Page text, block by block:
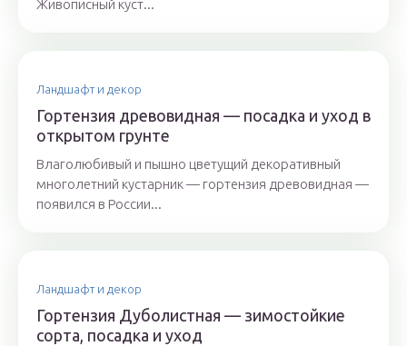
Живописный куст...
Ландшафт и декор
Гортензия древовидная — посадка и уход в
открытом грунте
Влаголюбивый и пышно цветущий декоративный
многолетний кустарник — гортензия древовидная —
появился в России...
Ландшафт и декор
Гортензия Дуболистная — зимостойкие
сорта, посадка и уход